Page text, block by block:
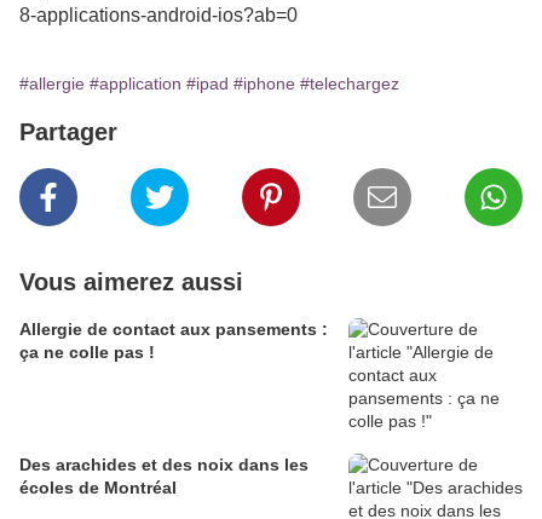
8-applications-android-ios?ab=0
#allergie #application #ipad #iphone #telechargez
Partager
Vous aimerez aussi
Allergie de contact aux pansements :
ça ne colle pas !
Des arachides et des noix dans les
écoles de Montréal